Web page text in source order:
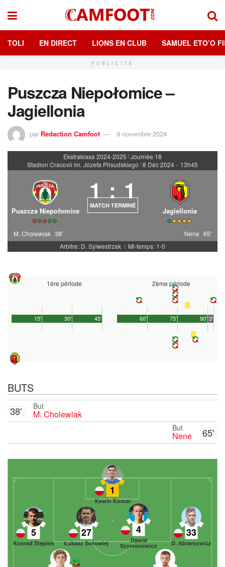
TOLI EN DIRECT LIONS EN CLUB SAMUEL ETO’O
PUBLICITÉ
Puszcza Niepołomice –
Jagiellonia
par Redaction Camfoot 9 novembre 2024
Ekstraklasa 2024-2025 | Journée 18
Stadion Cracovii im. Józefa Piłsudskiego | 8 Déc 2024 - 13h45
Puszcza Niepołomice
1 : 1
MATCH TERMINÉ
Jagiellonia
M. Cholewiak 38' Nene 65'
Arbitre: D. Sylwestrzak | Mi-temps: 1-0
1ère période
45'
15' 30'
2ème période
90'
60' 75' 3'
BUTS
But
M. Cholewiak
38'
65'
But
Nene
1
Kewin Komar
33
D. Abramowicz
4
Dawid
Szymonowicz
27
Łukasz Sołowiej
5
Konrad Stępień